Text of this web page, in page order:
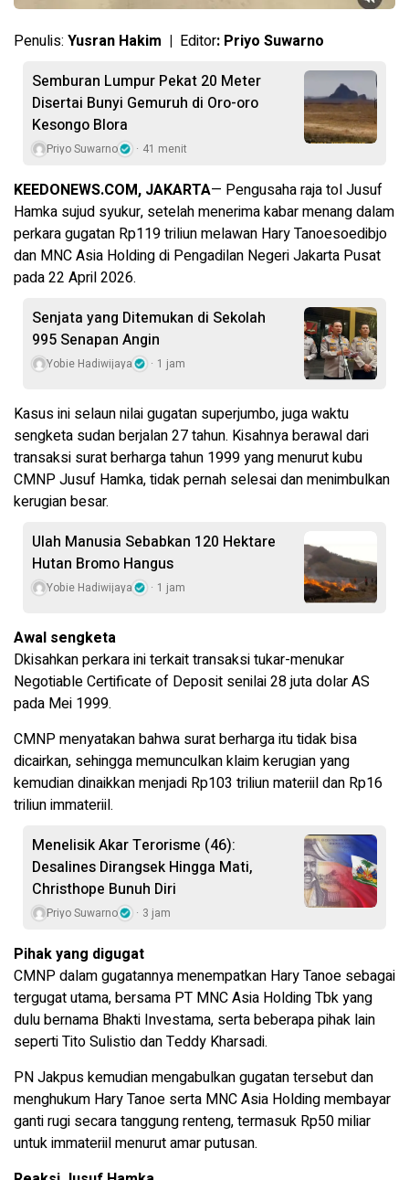
Penulis: Yusran Hakim | Editor: Priyo Suwarno
Semburan Lumpur Pekat 20 Meter
Disertai Bunyi Gemuruh di Oro-oro
Kesongo Blora
Priyo Suwarno 41 menit
KEEDONEWS.COM, JAKARTA— Pengusaha raja tol Jusuf
Hamka sujud syukur, setelah menerima kabar menang dalam
perkara gugatan Rp119 triliun melawan Hary Tanoesoedibjo
dan MNC Asia Holding di Pengadilan Negeri Jakarta Pusat
pada 22 April 2026.
Senjata yang Ditemukan di Sekolah
995 Senapan Angin
Yobie Hadiwijaya 1 jam
Kasus ini selaun nilai gugatan superjumbo, juga waktu
sengketa sudan berjalan 27 tahun. Kisahnya berawal dari
transaksi surat berharga tahun 1999 yang menurut kubu
CMNP Jusuf Hamka, tidak pernah selesai dan menimbulkan
kerugian besar.
Ulah Manusia Sebabkan 120 Hektare
Hutan Bromo Hangus
Yobie Hadiwijaya 1 jam
Awal sengketa
Dkisahkan perkara ini terkait transaksi tukar-menukar
Negotiable Certificate of Deposit senilai 28 juta dolar AS
pada Mei 1999.
CMNP menyatakan bahwa surat berharga itu tidak bisa
dicairkan, sehingga memunculkan klaim kerugian yang
kemudian dinaikkan menjadi Rp103 triliun materiil dan Rp16
triliun immateriil.
Menelisik Akar Terorisme (46):
Desalines Dirangsek Hingga Mati,
Christhope Bunuh Diri
Priyo Suwarno 3 jam
Pihak yang digugat
CMNP dalam gugatannya menempatkan Hary Tanoe sebagai
tergugat utama, bersama PT MNC Asia Holding Tbk yang
dulu bernama Bhakti Investama, serta beberapa pihak lain
seperti Tito Sulistio dan Teddy Kharsadi.
PN Jakpus kemudian mengabulkan gugatan tersebut dan
menghukum Hary Tanoe serta MNC Asia Holding membayar
ganti rugi secara tanggung renteng, termasuk Rp50 miliar
untuk immateriil menurut amar putusan.